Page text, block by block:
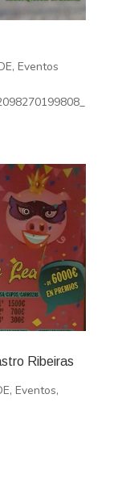
, Eventos
Ribeiras
, Eventos,